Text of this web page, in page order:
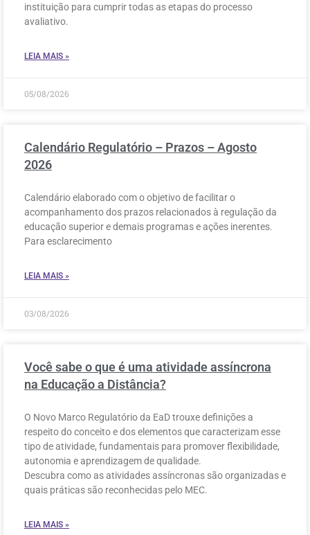
instituição para cumprir todas as etapas do processo
avaliativo.
LEIA MAIS »
05/08/2026
Calendário Regulatório – Prazos – Agosto
2026
Calendário elaborado com o objetivo de facilitar o
acompanhamento dos prazos relacionados à regulação da
educação superior e demais programas e ações inerentes.
Para esclarecimento
LEIA MAIS »
03/08/2026
Você sabe o que é uma atividade assíncrona
na Educação a Distância?
O Novo Marco Regulatório da EaD trouxe definições a
respeito do conceito e dos elementos que caracterizam esse
tipo de atividade, fundamentais para promover flexibilidade,
autonomia e aprendizagem de qualidade.
Descubra como as atividades assíncronas são organizadas e
quais práticas são reconhecidas pelo MEC.
LEIA MAIS »